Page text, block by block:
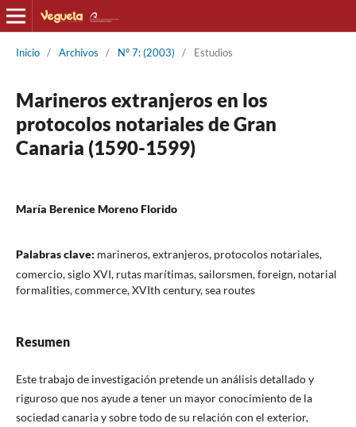
Inicio / Archivos / Nº 7: (2003) / Estudios
Marineros extranjeros en los
protocolos notariales de Gran
Canaria (1590-1599)
María Berenice Moreno Florido
Palabras clave: marineros, extranjeros, protocolos notariales,
comercio, siglo XVI, rutas marítimas, sailorsmen, foreign, notarial
formalities, commerce, XVIth century, sea routes
Resumen
Este trabajo de investigación pretende un análisis detallado y
riguroso que nos ayude a tener un mayor conocimiento de la
sociedad canaria y sobre todo de su relación con el exterior,